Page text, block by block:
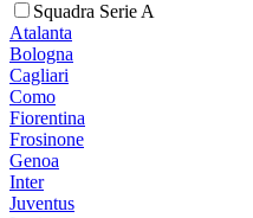
Squadra Serie A
Atalanta
Bologna
Cagliari
Como
Fiorentina
Frosinone
Genoa
Inter
Juventus